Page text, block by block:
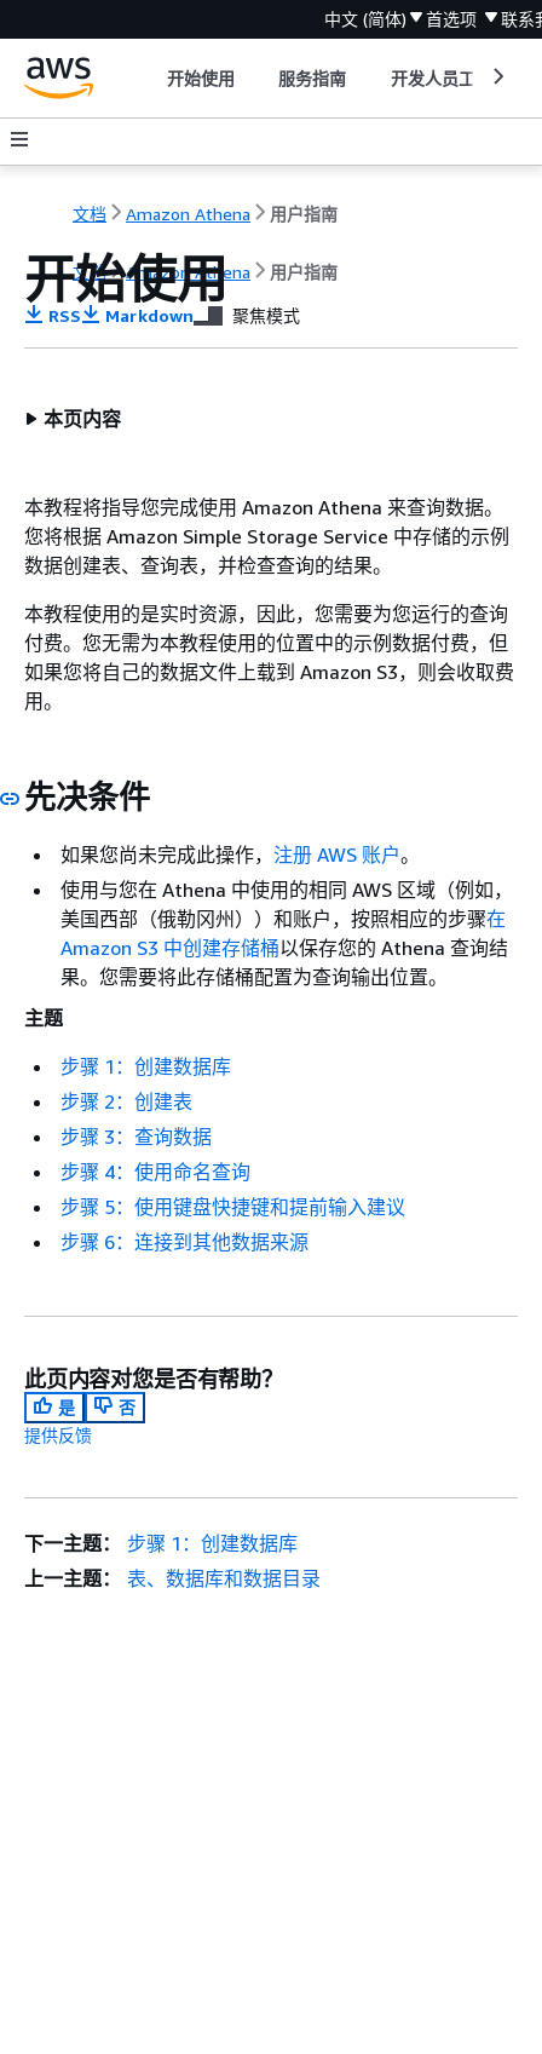
中文 (简体) 首选项 联系
开始使用 服务指南 开发人员工具
文档 Amazon Athena 用户指南
文档 Amazon Athena 用户指南
开始使用
RSS Markdown 聚焦模式
本页内容
本教程将指导您完成使用 Amazon Athena 来查询数据。
您将根据 Amazon Simple Storage Service 中存储的示例
数据创建表、查询表，并检查查询的结果。
本教程使用的是实时资源，因此，您需要为您运行的查询
付费。您无需为本教程使用的位置中的示例数据付费，但
如果您将自己的数据文件上载到 Amazon S3，则会收取费
用。
先决条件
如果您尚未完成此操作， 注册 AWS 账户。
使用与您在 Athena 中使用的相同 AWS 区域（例如，
美国西部（俄勒冈州））和账户，按照相应的步骤在
Amazon S3 中创建存储桶以保存您的 Athena 查询结
果。您需要将此存储桶配置为查询输出位置。
主题
步骤 1：创建数据库
步骤 2：创建表
步骤 3：查询数据
步骤 4：使用命名查询
步骤 5：使用键盘快捷键和提前输入建议
步骤 6：连接到其他数据来源
此页内容对您是否有帮助？
是
否
提供反馈
下一主题：
步骤 1：创建数据库
上一主题：
表、数据库和数据目录